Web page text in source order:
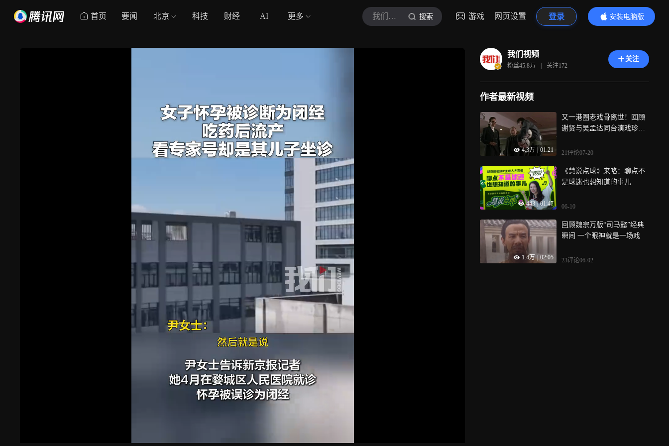
首页 要闻 北京 科技 财经 AI 更多 我们视频 搜索 游戏 网页设置 登录
安装电脑版
内容更精彩
我们视频
粉丝45.8万 | 关注172
关注
作者最新视频
4.3万 01:21
又一港圈老戏骨离世！回顾
谢贤与吴孟达同台演戏珍贵
21评论07-20
443 | 01:47
《慧说点球》来咯：聊点不
是球迷也想知道的事儿
06-10
1.4万 02:05
回顾魏宗万版“司马懿”经典
瞬间 一个眼神就是一场戏
23评论06-02